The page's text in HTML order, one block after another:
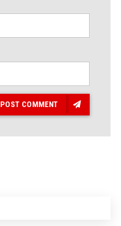
POST COMMENT